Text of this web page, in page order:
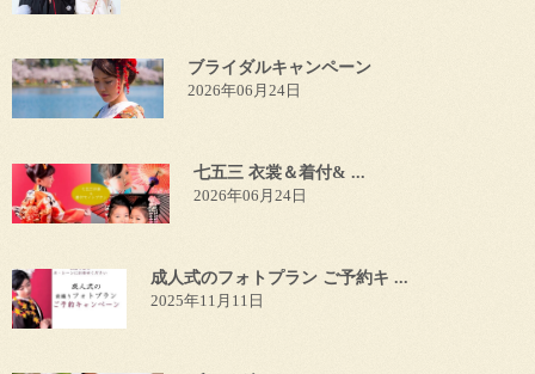
ブライダルキャンペーン
2026年06月24日
七五三 衣裳＆着付& ...
2026年06月24日
成人式のフォトプラン ご予約キ ...
2025年11月11日